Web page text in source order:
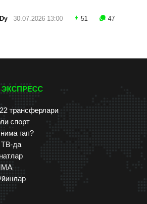
30.07.2026 13:00 51 47
трансферлари
спорт
гап?
ТВ-да